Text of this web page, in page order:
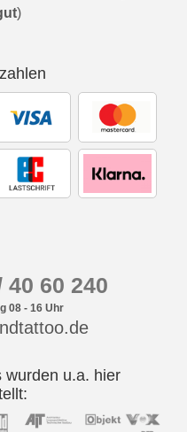
)
40 60 240
08 - 16 Uhr
wurden u.a. hier